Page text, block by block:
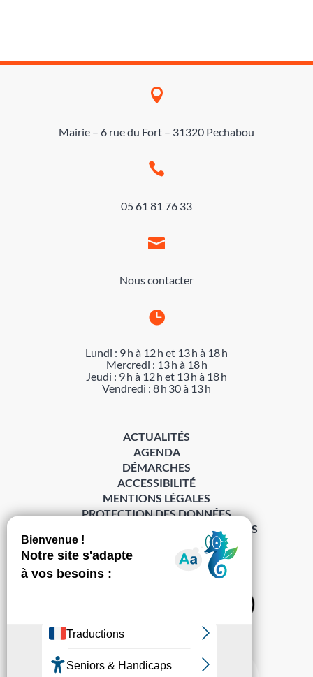

Mairie – 6 rue du Fort – 31320 Pechabou

05 61 81 76 33

Nous contacter

Lundi : 9 h à 12 h et 13 h à 18 h
Mercredi : 13 h à 18 h
Jeudi : 9 h à 12 h et 13 h à 18 h
Vendredi : 8 h 30 à 13 h
S’abonner à la Gazette ›
ACTUALITÉS
AGENDA
DÉMARCHES
ACCESSIBILITÉ
MENTIONS LÉGALES
PROTECTION DES DONNÉES
POLITIQUE DE GESTION DES COOKIES